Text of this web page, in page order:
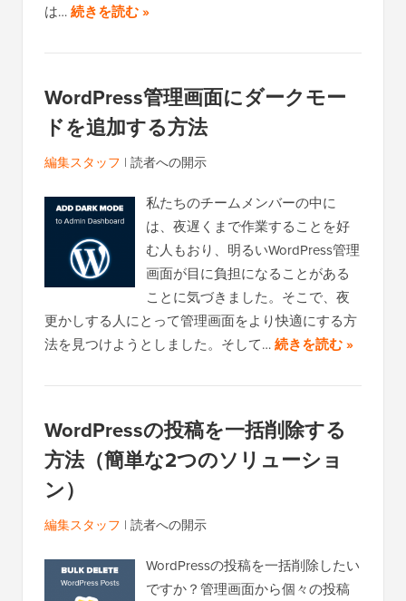
は…続きを読む »
WordPress管理画面にダークモー
ドを追加する方法
編集スタッフ | 読者への開示
私たちのチームメンバーの中に
は、夜遅くまで作業することを好
む人もおり、明るいWordPress管理
画面が目に負担になることがある
ことに気づきました。そこで、夜
更かしする人にとって管理画面をより快適にする方
法を見つけようとしました。そして…続きを読む »
WordPressの投稿を一括削除する
方法（簡単な2つのソリューショ
ン）
編集スタッフ | 読者への開示
WordPressの投稿を一括削除したい
ですか？管理画面から個々の投稿